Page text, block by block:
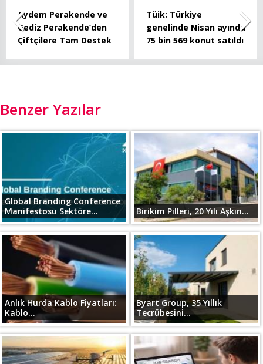
Aydem Perakende ve
Gediz Perakende’den
Çiftçilere Tam Destek
Tüik: Türkiye
genelinde Nisan ayında
75 bin 569 konut satıldı
Benzer Yazılar
Global Branding Conference
Manifestosu Sektöre...
Birikim Pilleri, 20 Yılı Aşkın...
Anlık Hurda Kablo Fiyatları:
Kablo...
Byart Group, 35 Yıllık
Tecrübesini...